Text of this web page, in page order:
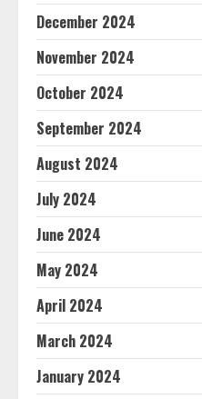
December 2024
November 2024
October 2024
September 2024
August 2024
July 2024
June 2024
May 2024
April 2024
March 2024
January 2024